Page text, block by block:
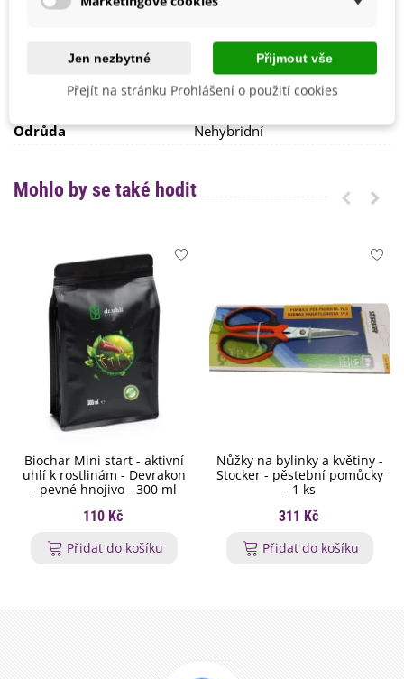
SemenaOnline
Vegetační Doba
Odrůda
Nehybridní
Mohlo by se také hodit
Biochar Mini start - aktivní
uhlí k rostlinám - Devrakon
- pevné hnojivo - 300 ml
110 Kč
Přidat do košíku
Nůžky na bylinky a květiny -
Stocker - pěstební pomůcky
- 1 ks
311 Kč
Přidat do košíku
Jen nezbytné Přijmout vše
Přejít na stránku Prohlášení o použití cookies